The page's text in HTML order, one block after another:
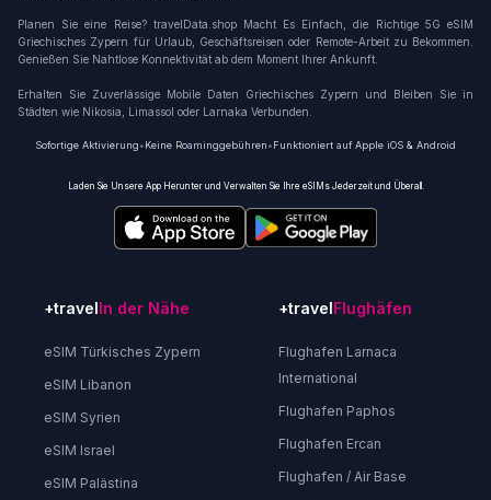
Planen Sie eine Reise? travelData.shop Macht Es Einfach, die Richtige 5G eSIM
Griechisches Zypern für Urlaub, Geschäftsreisen oder Remote-Arbeit zu Bekommen.
Genießen Sie Nahtlose Konnektivität ab dem Moment Ihrer Ankunft.
Erhalten Sie Zuverlässige Mobile Daten Griechisches Zypern und Bleiben Sie in
Städten wie Nikosia, Limassol oder Larnaka Verbunden.
Sofortige Aktivierung•Keine Roaminggebühren•Funktioniert auf Apple iOS & Android
Laden Sie Unsere App Herunter und Verwalten Sie Ihre eSIMs Jederzeit und Überall.
+travelIn der Nähe
eSIM Türkisches Zypern
eSIM Libanon
eSIM Syrien
eSIM Israel
eSIM Palästina
+travelFlughäfen
Flughafen Larnaca
International
Flughafen Paphos
Flughafen Ercan
Flughafen / Air Base